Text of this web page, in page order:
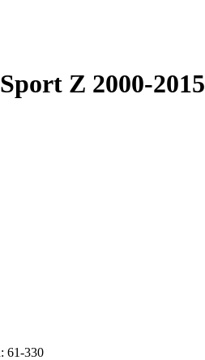
Z 2000-2015
61-330